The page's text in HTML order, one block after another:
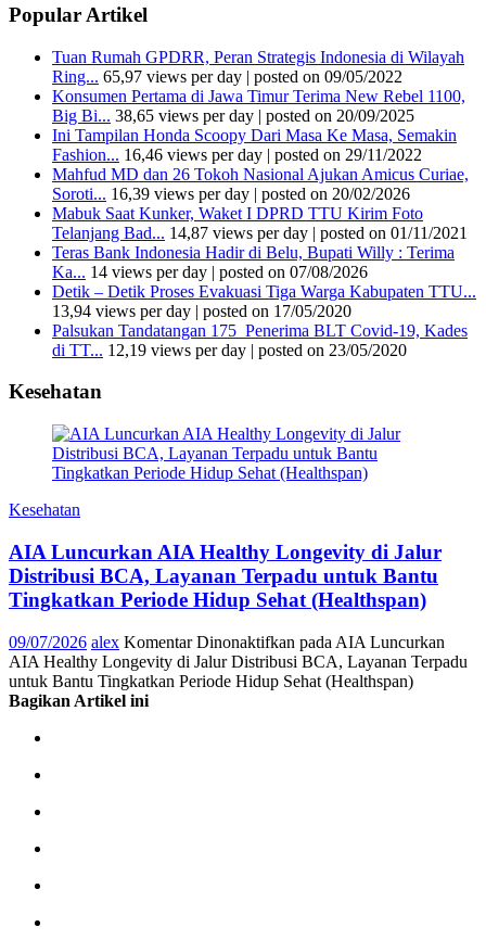
Popular Artikel
Tuan Rumah GPDRR, Peran Strategis Indonesia di Wilayah
Ring... 65,97 views per day | posted on 09/05/2022
Konsumen Pertama di Jawa Timur Terima New Rebel 1100,
Big Bi... 38,65 views per day | posted on 20/09/2025
Ini Tampilan Honda Scoopy Dari Masa Ke Masa, Semakin
Fashion... 16,46 views per day | posted on 29/11/2022
Mahfud MD dan 26 Tokoh Nasional Ajukan Amicus Curiae,
Soroti... 16,39 views per day | posted on 20/02/2026
Mabuk Saat Kunker, Waket I DPRD TTU Kirim Foto
Telanjang Bad... 14,87 views per day | posted on 01/11/2021
Teras Bank Indonesia Hadir di Belu, Bupati Willy : Terima
Ka... 14 views per day | posted on 07/08/2026
Detik – Detik Proses Evakuasi Tiga Warga Kabupaten TTU...
13,94 views per day | posted on 17/05/2020
Palsukan Tandatangan 175 Penerima BLT Covid-19, Kades
di TT... 12,19 views per day | posted on 23/05/2020
Kesehatan
Kesehatan
AIA Luncurkan AIA Healthy Longevity di Jalur
Distribusi BCA, Layanan Terpadu untuk Bantu
Tingkatkan Periode Hidup Sehat (Healthspan)
09/07/2026 alex Komentar Dinonaktifkan pada AIA Luncurkan
AIA Healthy Longevity di Jalur Distribusi BCA, Layanan Terpadu
untuk Bantu Tingkatkan Periode Hidup Sehat (Healthspan)
Bagikan Artikel ini